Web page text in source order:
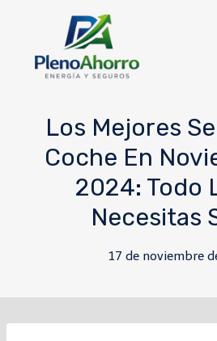
Los Mejores
Coche En
2024: Todo
Necesitas
17 de noviembre